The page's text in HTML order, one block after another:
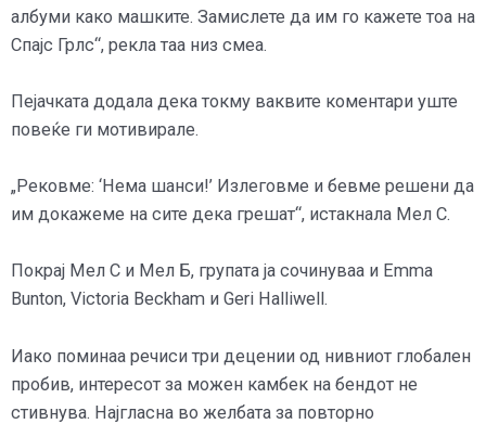
албуми како машките. Замислете да им го кажете тоа на
Спајс Грлс“, рекла таа низ смеа.
Пејачката додала дека токму ваквите коментари уште
повеќе ги мотивирале.
„Рековме: ‘Нема шанси!’ Излеговме и бевме решени да
им докажеме на сите дека грешат“, истакнала Мел С.
Покрај Мел С и Мел Б, групата ја сочинуваа и Emma
Bunton, Victoria Beckham и Geri Halliwell.
Иако поминаа речиси три децении од нивниот глобален
пробив, интересот за можен камбек на бендот не
стивнува. Најгласна во желбата за повторно